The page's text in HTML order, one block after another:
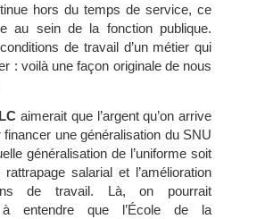
hors du temps de service, ce
au sein de la fonction publique.
de travail d’un métier qui
: voilà une façon originale de nous
aimerait que l’argent qu’on arrive
une généralisation du SNU
généralisation de l’uniforme soit
salarial et l’amélioration
de travail. Là, on pourrait
à entendre que l’École de la